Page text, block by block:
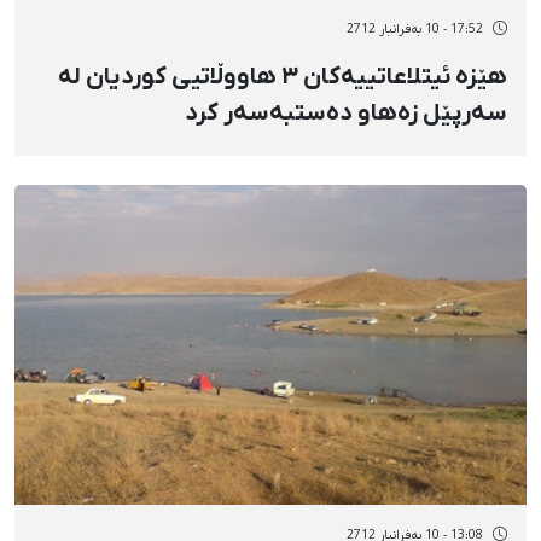
17:52 - 10 بەفرانبار 2712
هێزە ئیتلاعاتییەکان ٣ هاووڵاتیی کوردیان لە
سەرپێل زەهاو دەستبەسەر کرد
13:08 - 10 بەفرانبار 2712